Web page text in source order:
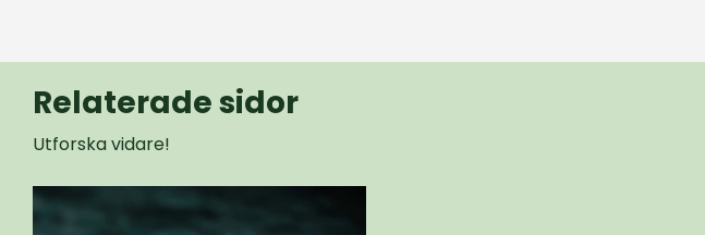
Relaterade sidor
Utforska vidare!